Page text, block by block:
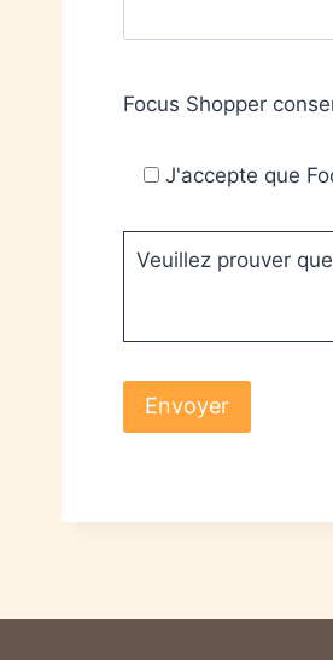
Focus Shopper
J'accepte que
Veuillez prouver